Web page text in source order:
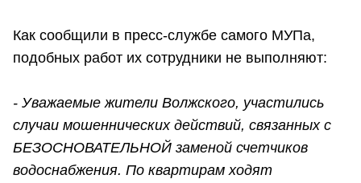
Как сообщили в пресс-службе самого МУПа,
подобных работ их сотрудники не выполняют:
- Уважаемые жители Волжского, участились
случаи мошеннических действий, связанных с
БЕЗОСНОВАТЕЛЬНОЙ заменой счетчиков
водоснабжения. По квартирам ходят